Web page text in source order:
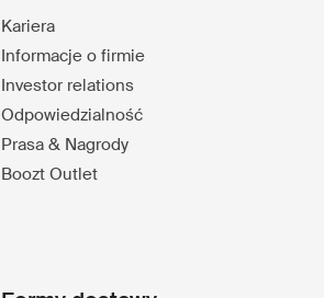
Kariera
Informacje o firmie
Investor relations
Odpowiedzialność
Prasa & Nagrody
Boozt Outlet